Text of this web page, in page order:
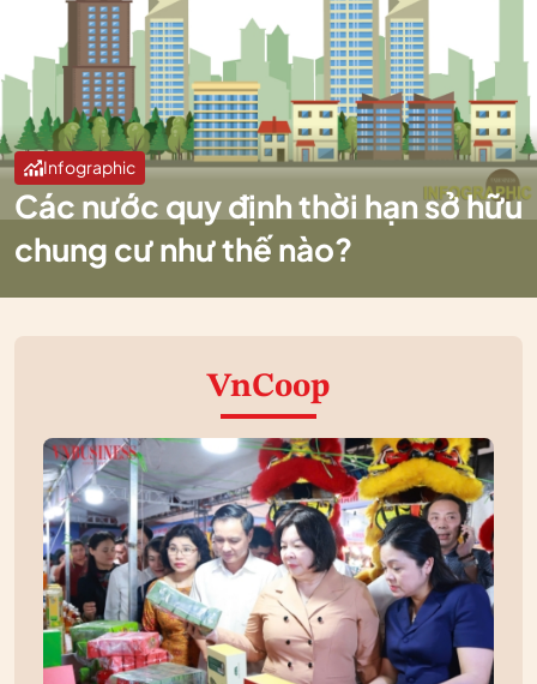
Infographic
Các nước quy định thời hạn sở hữu
chung cư như thế nào?
VnCoop